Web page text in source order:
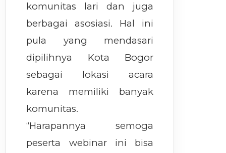
komunitas lari dan juga
berbagai asosiasi. Hal ini
pula yang mendasari
dipilihnya Kota Bogor
sebagai lokasi acara
karena memiliki banyak
komunitas.
“Harapannya semoga
peserta webinar ini bisa